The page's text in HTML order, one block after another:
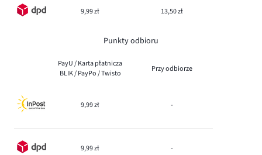
9,99 zł 13,50 zł
Punkty odbioru
PayU / Karta płatnicza
BLIK / PayPo / Twisto
Przy odbiorze
9,99 zł -
9,99 zł -